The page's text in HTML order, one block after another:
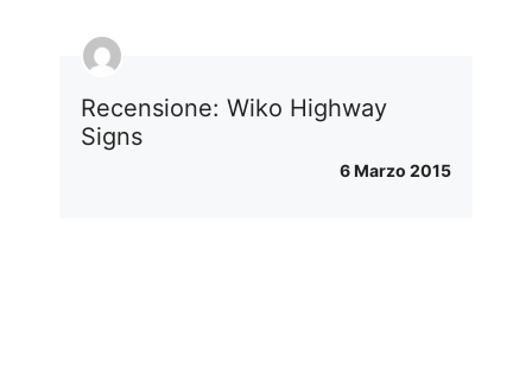
Recensione: Wiko Highway
Signs
6 Marzo 2015